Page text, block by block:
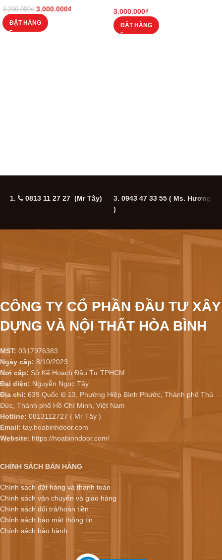
3.200.000₫ 3.000.000₫
ĐẶT HÀNG
3.000.000₫
ĐẶT HÀNG
1. 0813 11 27 27 (Mr Tây) 3. 0943 47 33 55 ( Ms. Hương
)
CÔNG TY CỔ PHẦN ĐẦU TƯ XÂY
DỰNG VÀ NỘI THẤT HÒA BÌNH
MST: 0317976383
Ngày cấp: 8/10/2023
Nơi cấp: Sở Kế Hoạch Đầu Tư TPHCM
Đại diện: Nguyễn Ngọc Tây
Địa chỉ: 639 Quốc lộ 13, Phường Hiệp Bình Phước, Thành phố Thủ
Đức, Thành phố Hồ Chí Minh, Việt Nam
Hotline: 0813112727 ( Mr Tây )
Email: tay.hoabinhdoor.com
Website: https://hoabinhdoor.com/
CHÍNH SÁCH BÁN HÀNG
Chính sách đặt hàng và thanh toán
Chính sách vận chuyển và giao hàng
Chính sách đổi trả/hoàn tiền
Chính sách bảo mật thông tin
Chính sách bảo hành